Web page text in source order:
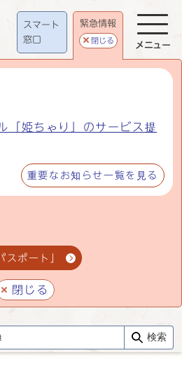
スマート
窓口
緊急情報
閉じる
「姫ちゃり」のサービス提
重要なお知らせ一覧を見る
スポート」
閉じる
メニュー
検索